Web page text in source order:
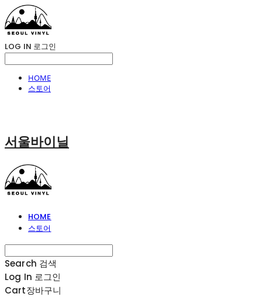
LOG IN 로그인
HOME
스토어
서울바이닐
HOME
스토어
Search 검색
Log In 로그인
Cart장바구니